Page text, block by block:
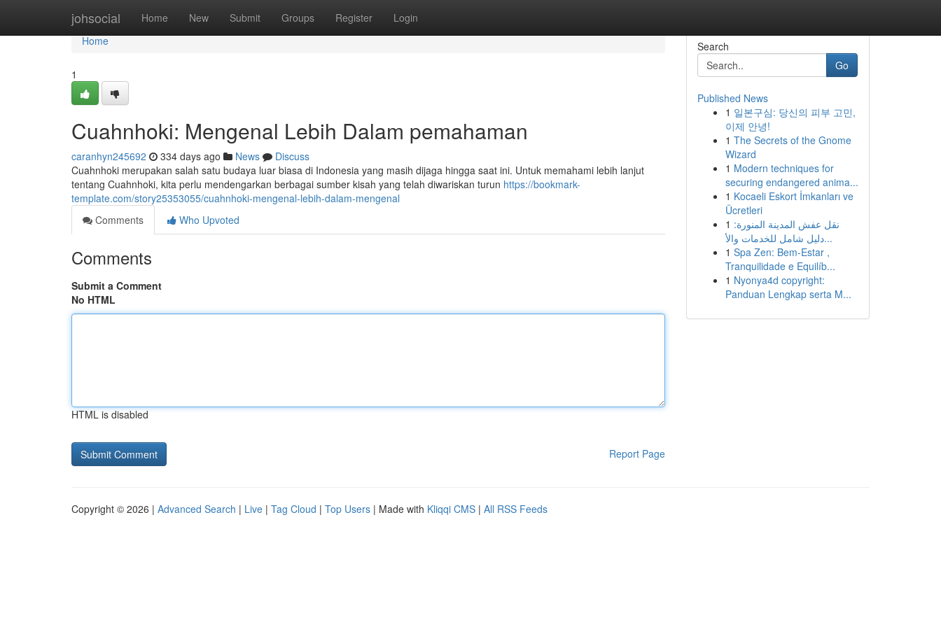
johsocial Home New Submit Groups Register Login
Home
Home
1
Cuahnhoki: Mengenal Lebih Dalam pemahaman
caranhyn245692 334 days ago News
Discuss
Cuahnhoki merupakan salah satu budaya luar biasa di Indonesia yang masih dijaga hingga saat ini. Untuk memahami lebih lanjut
tentang Cuahnhoki, kita perlu mendengarkan berbagai sumber kisah yang telah diwariskan turun https://bookmark-
template.com/story25353055/cuahnhoki-mengenal-lebih-dalam-mengenal
Comments
Who Upvoted
Comments
Submit a Comment
No HTML
HTML is disabled
Report Page
Search
Go
Published News
1 일본구심: 당신의 피부 고민,
이제 안녕!
1 The Secrets of the Gnome
Wizard
1 Modern techniques for
securing endangered anima...
1 Kocaeli Eskort İmkanları ve
Ücretleri
1 نقل عفش المدينة المنورة:
دليل شامل للخدمات والأ...
1 Spa Zen: Bem-Estar ,
Tranquilidade e Equilíb...
1 Nyonya4d copyright:
Panduan Lengkap serta M...
Copyright © 2026 | Advanced Search | Live | Tag Cloud | Top Users | Made with Kliqqi CMS | All RSS Feeds